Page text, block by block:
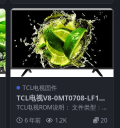
TCL电视固件
TCL电视V8-0MT0708-LF1V1
71版本强刷电视固件包下载
TCL电视ROM说明： 文件类型：p
kg 适用机芯：MT07B 适用机型：
L55...6 年前 1.2K 20